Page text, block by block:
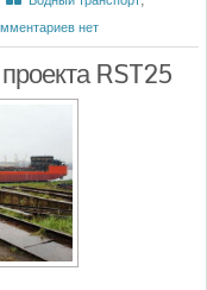
нет
RST25